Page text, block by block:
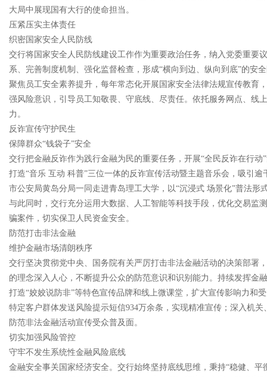
大局中展现国有大行的使命担当。
压紧压实主体责任
织密国家安全人民防线
交行将国家安全人民防线建设工作作为重要政治任务，纳入党委重要
系、完善制度机制、强化监督检查，形成“横向到边、纵向到底”的安
聚焦员工安全素养提升，每年常态化开展国家安全法律法规宣传教育
强风险意识，引导员工知敬畏、守底线、尽责任。依托服务网点、线
力。
反诈宣传守护民生
保障群众“钱袋子”安全
交行把金融反诈作为践行金融为民的重要任务，开展“全民反诈在行
打造“音乐 互动 科普”三位一体的反诈宣传活动暨主题音乐会，吸引
市公安局黄岛分局一同走进青岛理工大学，以“沉浸式 场景化”普法形
与此同时，交行充分运用大数据、人工智能等科技手段，优化交易监
骗案件，切实保卫人民资金安全。
防范打击非法金融
维护金融市场清朗秩序
交行坚决贯彻党中央、国务院有关严厉打击非法金融活动的决策部署
的理念深入人心，不断提升公众的防范意识和识别能力。持续发挥金
打造“姣姣说防非”等特色宣传品牌和线上微课堂，扩大宣传影响力和
特定客户群体发送风险提示短信934万余条，实现精准宣传；深入机
防范非法金融活动宣传受众普及面。
切实加强风险管控
守牢不发生系统性金融风险底线
金融安全事关国家经济安全。交行始终坚持底线思维，秉持“稳健、